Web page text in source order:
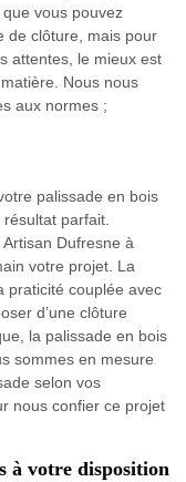
vous pouvez
de clôture, mais pour
attentes, le mieux est
Nous nous
aux normes ;
palissade en bois
parfait.
Dufresne à
votre projet. La
praticité couplée avec
d’une clôture
la palissade en bois
sommes en mesure
selon vos
nous confier ce projet
à votre disposition